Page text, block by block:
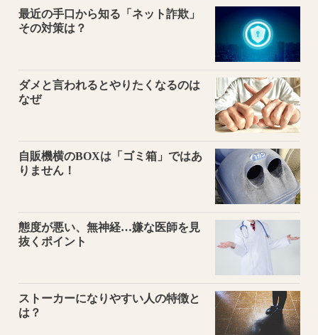
最近の手口から知る「ネット詐欺」
その対策は？
ダメと言われるとやりたくなるのは
なぜ
自販機横のBOXは「ゴミ箱」ではあ
りません！
態度が悪い、無神経…嫌な医師を見
抜くポイント
ストーカーになりやすい人の特徴と
は？